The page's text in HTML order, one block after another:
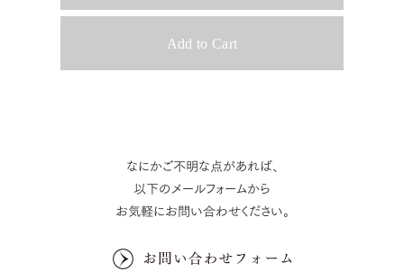
なにかご不明な点があれば、
以下のメールフォームから
お気軽にお問い合わせください。